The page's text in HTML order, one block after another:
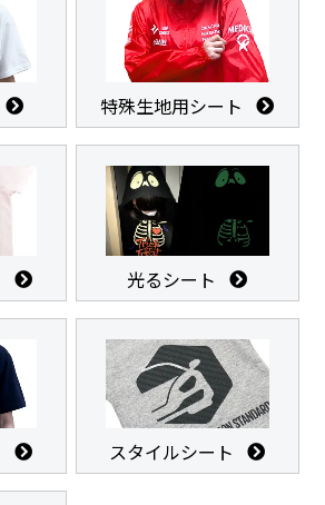
特殊生地用シート
光るシート
スタイルシート